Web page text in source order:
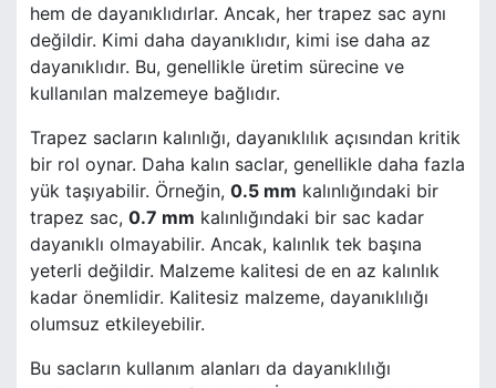
hem de dayanıklıdırlar. Ancak, her trapez sac aynı
değildir. Kimi daha dayanıklıdır, kimi ise daha az
dayanıklıdır. Bu, genellikle üretim sürecine ve
kullanılan malzemeye bağlıdır.
Trapez sacların kalınlığı, dayanıklılık açısından kritik
bir rol oynar. Daha kalın saclar, genellikle daha fazla
yük taşıyabilir. Örneğin, 0.5 mm kalınlığındaki bir
trapez sac, 0.7 mm kalınlığındaki bir sac kadar
dayanıklı olmayabilir. Ancak, kalınlık tek başına
yeterli değildir. Malzeme kalitesi de en az kalınlık
kadar önemlidir. Kalitesiz malzeme, dayanıklılığı
olumsuz etkileyebilir.
Bu sacların kullanım alanları da dayanıklılığı